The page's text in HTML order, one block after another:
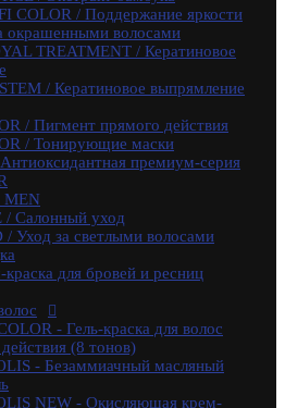
60мл-100мл
/ PLATINUM COLLECTION
- FASHION COLOR (5 тонов)
Осветляющий порошок
эмульсия
крем-краска для волос
крем-активатор
/ Стойкая крем-краска
/ Осветление
/ Окисляющая эмульсия
- Безаммиачный стойкий
- Безаммиачный Осветляющий
/ Окисляющая Крем-Эмульсия
- Флюид-препигментатор
Сандал для волос и кожи голоаы
Сандал для тела
лица
Краситель для волос и бороды
Волосы & Тело
COLOR / Поддержание яркости
окрашенными волосами
TREATMENT / Кератиновое
/ Кератиновое выпрямление
/ Пигмент прямого действия
/ Тонирующие маски
премиум-серия
MEN
/ Салонный уход
Уход за светлыми волосами
для бровей и ресниц
- Гель-краска для волос
(8 тонов)
- Безаммиачный масляный
NEW - Окисляющая крем-